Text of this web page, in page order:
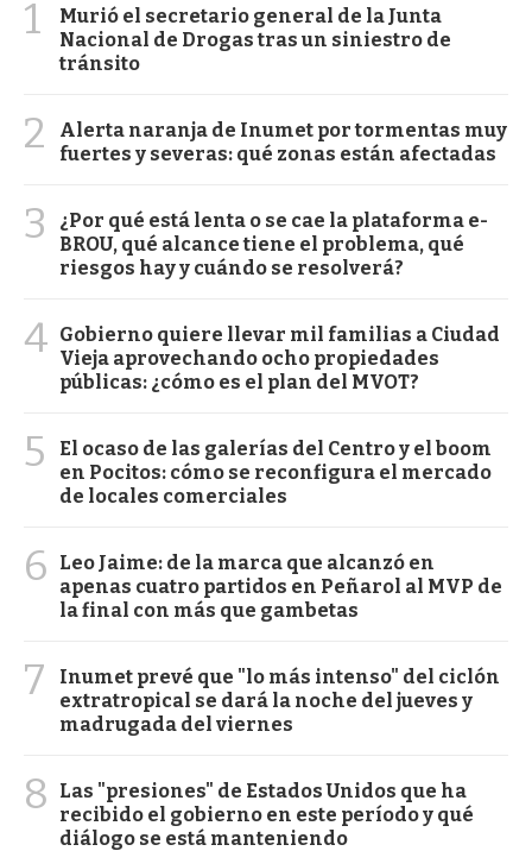
1
Murió el secretario general de la Junta
Nacional de Drogas tras un siniestro de
tránsito
2
Alerta naranja de Inumet por tormentas muy
fuertes y severas: qué zonas están afectadas
3
¿Por qué está lenta o se cae la plataforma e-
BROU, qué alcance tiene el problema, qué
riesgos hay y cuándo se resolverá?
4 Gobierno quiere llevar mil familias a Ciudad
Vieja aprovechando ocho propiedades
públicas: ¿cómo es el plan del MVOT?
5
El ocaso de las galerías del Centro y el boom
en Pocitos: cómo se reconfigura el mercado
de locales comerciales
6
Leo Jaime: de la marca que alcanzó en
apenas cuatro partidos en Peñarol al MVP de
la final con más que gambetas
7
Inumet prevé que "lo más intenso" del ciclón
extratropical se dará la noche del jueves y
madrugada del viernes
8
Las "presiones" de Estados Unidos que ha
recibido el gobierno en este período y qué
diálogo se está manteniendo